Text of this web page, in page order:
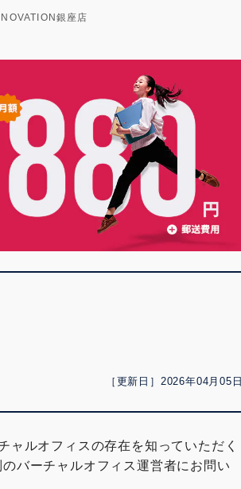
銀座店
［更新日］2026年04月05日
ャルオフィスの存在を知っていただく
バーチャルオフィス運営者にお問い